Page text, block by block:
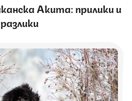
Акита: прилики и
разлики